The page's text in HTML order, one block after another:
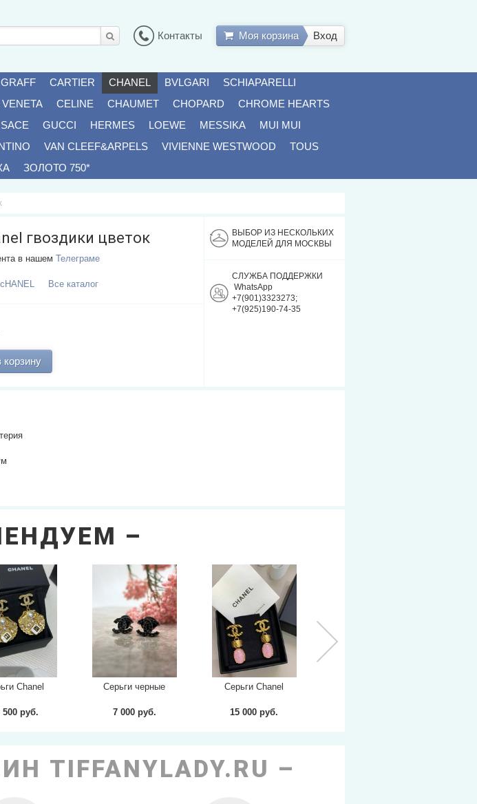
Контакты Моя корзина Вход
GRAFF CARTIER CHANEL BVLGARI
SCHIAPARELLI
CELINE CHAUMET CHOPARD
CHROME HEARTS
GUCCI HERMES LOEWE MESSIKA
MUI MUI
VAN CLEEF&ARPELS VIVIENNE WESTWOOD
TOUS
ЗОЛОТО 750*
гвоздики цветок
в нашем Телеграме
CHANEL Все Каталог
ВЫБОР ИЗ НЕСКОЛЬКИХ
МОДЕЛЕЙ ДЛЯ МОСКВЫ
СЛУЖБА ПОДДЕРЖКИ
WhatsApp
+7(901)3323273;
+7(925)190-74-35
Chanel
500 руб.
Серьги черные
7 000 руб.
Серьги Chanel
15 000 руб.
TIFFANYLADY.RU